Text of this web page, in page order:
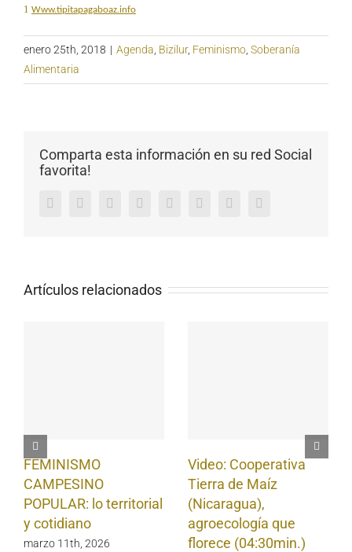
1 Www.tipitapagaboaz.info
enero 25th, 2018 | Agenda Bizilur, Feminismo Soberanía
Alimentaria
Comparta esta información en su red Social
favorita!
FacebookTwitter LinkedInReddit Tumblr Pinterest
Artículos relacionados
FEMINISMO
CAMPESINO
POPULAR: lo territorial
y cotidiano
marzo 11th, 2026
Video: Cooperativa
Tierra de Maíz
(Nicaragua),
agroecología que
florece (04:30min.)